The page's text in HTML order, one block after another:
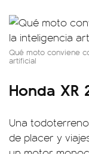
Qué moto conviene
artificial
Honda XR
Una
de placer y